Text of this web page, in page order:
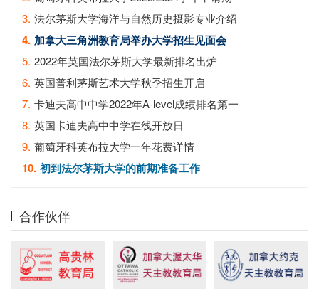
3. 法尔茅斯大学海洋与自然历史摄影专业介绍
4. 加拿大三角洲教育局举办大学招生见面会
5. 2022年英国法尔茅斯大学最新排名出炉
6. 英国普利茅斯艺术大学秋季招生开启
7. 卡迪夫高中中学2022年A-level成绩排名第一
8. 英国卡迪夫高中中学在线开放日
9. 葡萄牙科英布拉大学一年花费详情
10. 初到法尔茅斯大学的前期准备工作
合作伙伴